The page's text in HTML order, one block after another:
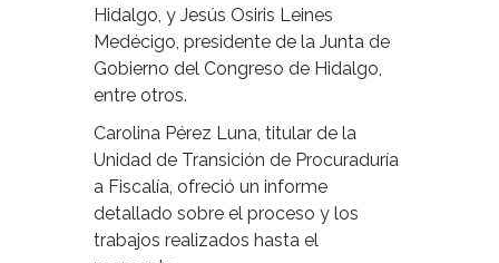
Hidalgo, y Jesús Osiris Leines
Medécigo, presidente de la Junta de
Gobierno del Congreso de Hidalgo,
entre otros.
Carolina Pérez Luna, titular de la
Unidad de Transición de Procuraduría
a Fiscalía, ofreció un informe
detallado sobre el proceso y los
trabajos realizados hasta el